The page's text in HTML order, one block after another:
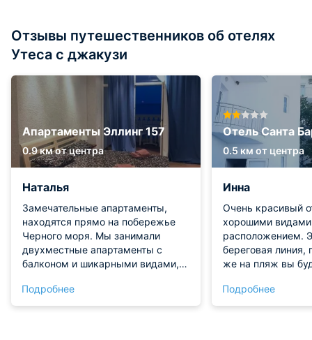
Отзывы путешественников об отелях
Утеса с джакузи
Апартаменты Эллинг 157
0.9 км от центра
Наталья
Замечательные апартаменты,
находятся прямо на побережье
Черного моря. Мы занимали
двухместные апартаменты с
балконом и шикарными видами,
этаже. Жилое пространство
комфортабельно продумано. Есть
Подробнее
Отель Санта
0.5 км от центра
Инна
Очень красивый
хорошими
расположением.
береговая линия,
же на пляж вы
очень
брали
Подробнее